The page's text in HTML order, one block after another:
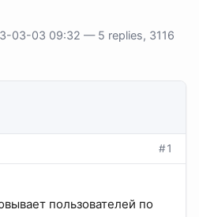
03-03 09:32 — 5 replies, 3116
#1
пользователей по